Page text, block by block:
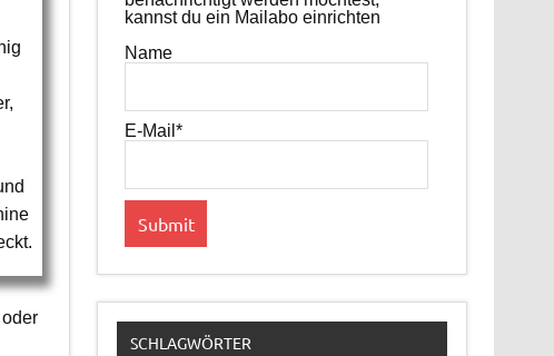
kannst du ein Mailabo einrichten
Name
E-Mail*
SCHLAGWÖRTER